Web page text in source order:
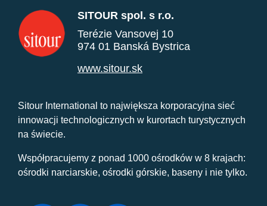
SITOUR spol. s r.o.
Terézie Vansovej 10
974 01 Banská Bystrica
www.sitour.sk
Sitour International to największa korporacyjna sieć
innowacji technologicznych w kurortach turystycznych
na świecie.
Współpracujemy z ponad 1000 ośrodków w 8 krajach:
ośrodki narciarskie, ośrodki górskie, baseny i nie tylko.